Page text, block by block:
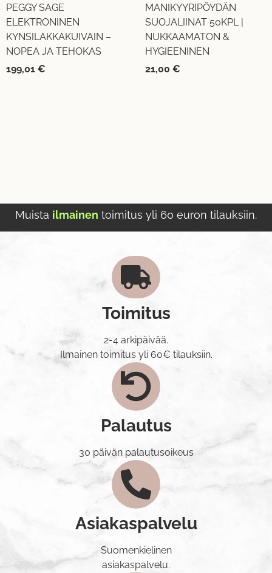
PEGGY SAGE
ELEKTRONINEN
KYNSILAKKAKUIVAIN –
NOPEA JA TEHOKAS
199,01 €
MANIKYYRIPÖYDÄN
SUOJALIINAT 50KPL |
NUKKAAMATON &
HYGIEENINEN
21,00 €
Muista ilmainen toimitus yli 60 euron tilauksiin.
Toimitus
2-4 arkipäivää.
Ilmainen toimitus yli 60€ tilauksiin.
Palautus
30 päivän palautusoikeus
Asiakaspalvelu
Suomenkielinen
asiakaspalvelu.